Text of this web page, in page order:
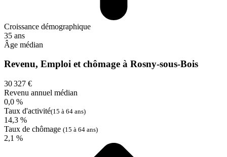
Croissance démographique
35 ans
Âge médian
Revenu, Emploi et chômage à Rosny-sous-Bois
30 327 €
Revenu annuel médian
0,0 %
Taux d'activité(15 à 64 ans)
14,3 %
Taux de chômage (15 à 64 ans)
2,1 %